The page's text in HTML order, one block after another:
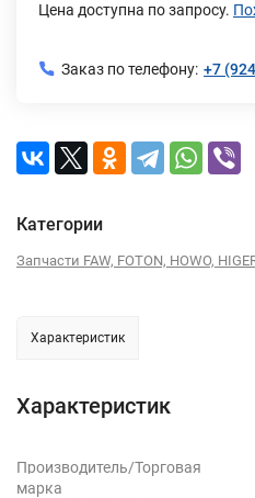
Цена доступна по запросу.
Заказ по телефону: +7
Категории
Запчасти FAW, FOTON, HOWO,
Характеристик
Характеристик
Производитель/Торговая
марка